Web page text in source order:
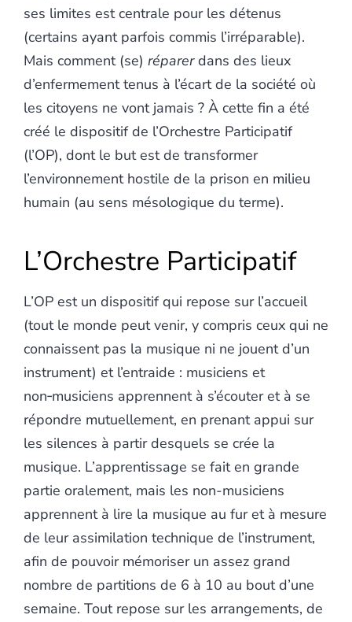
ses limites est centrale pour les détenus
(certains ayant parfois commis l’irréparable).
Mais comment (se) réparerdans des lieux
d’enfermement tenus à l’écart de la société où
les citoyens ne vont jamais ? À cette fin a été
créé le dispositif de l’Orchestre Participatif
(l’OP), dont le but est de transformer
l’environnement hostile de la prison en milieu
humain (au sens mésologique du terme).
L’Orchestre Participatif
L’OP est un dispositif qui repose sur l’accueil
(tout le monde peut venir, y compris ceux qui ne
connaissent pas la musique ni ne jouent d’un
instrument) et l’entraide : musiciens et
non‑musiciens apprennent à s’écouter et à se
répondre mutuellement, en prenant appui sur
les silences à partir desquels se crée la
musique. L’apprentissage se fait en grande
partie oralement, mais les non-musiciens
apprennent à lire la musique au fur et à mesure
de leur assimilation technique de l’instrument,
afin de pouvoir mémoriser un assez grand
nombre de partitions de 6 à 10 au bout d’une
semaine. Tout repose sur les arrangements, de